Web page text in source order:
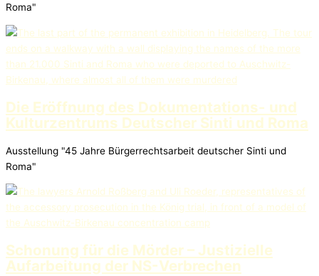
Roma"
Die Eröffnung des Dokumentations- und
Kulturzentrums Deutscher Sinti und Roma
Ausstellung "45 Jahre Bürgerrechtsarbeit deutscher Sinti und
Roma"
Schonung für die Mörder – Justizielle
Aufarbeitung der NS-Verbrechen